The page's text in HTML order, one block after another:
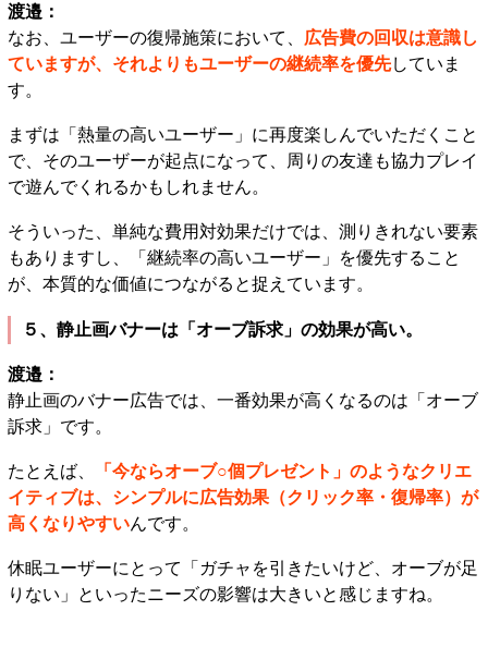
渡邉：
なお、ユーザーの復帰施策において、 広告費の回収は意識し
ていますが、それよりもユーザーの継続率を優先していま
す。
まずは「熱量の高いユーザー」に再度楽しんでいただくこと
で、そのユーザーが起点になって、周りの友達も協力プレイ
で遊んでくれるかもしれません。
そういった、単純な費用対効果だけでは、測りきれない要素
もありますし、「継続率の高いユーザー」を優先すること
が、本質的な価値につながると捉えています。
５、静止画バナーは「オーブ訴求」の効果が高い。
渡邉：
静止画のバナー広告では、一番効果が高くなるのは「オーブ
訴求」です。
たとえば、
「今ならオーブ○個プレゼント」のようなクリエ
イティブは、シンプルに広告効果（クリック率・復帰率）が
高くなりやすいんです。
休眠ユーザーにとって「ガチャを引きたいけど、オーブが足
りない」といったニーズの影響は大きいと感じますね。